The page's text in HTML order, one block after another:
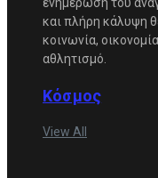
και πλήρη κάλυψη
κοινωνία,
αθλητισμό.
Κόσμος
View All